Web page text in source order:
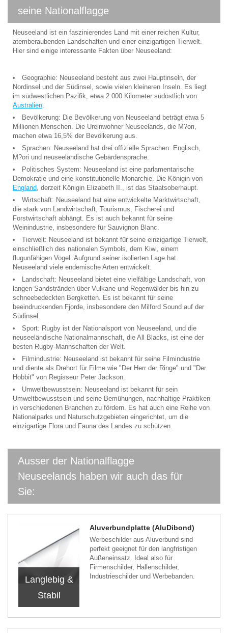
seine Nationalflagge
Neuseeland ist ein faszinierendes Land mit einer reichen Kultur,
atemberaubenden Landschaften und einer einzigartigen Tierwelt.
Hier sind einige interessante Fakten über Neuseeland:
Geographie: Neuseeland besteht aus zwei Hauptinseln, der
Nordinsel und der Südinsel, sowie vielen kleineren Inseln. Es liegt
im südwestlichen Pazifik, etwa 2.000 Kilometer südöstlich von
Australien.
Bevölkerung: Die Bevölkerung von Neuseeland beträgt etwa 5
Millionen Menschen. Die Ureinwohner Neuseelands, die M?ori,
machen etwa 16,5% der Bevölkerung aus.
Sprachen: Neuseeland hat drei offizielle Sprachen: Englisch,
M?ori und neuseeländische Gebärdensprache.
Politisches System: Neuseeland ist eine parlamentarische
Demokratie und eine konstitutionelle Monarchie. Die Königin von
England, derzeit Königin Elizabeth II., ist das Staatsoberhaupt.
Wirtschaft: Neuseeland hat eine entwickelte Marktwirtschaft,
die stark von Landwirtschaft, Tourismus, Fischerei und
Forstwirtschaft abhängt. Es ist auch bekannt für seine
Weinindustrie, insbesondere für Sauvignon Blanc.
Tierwelt: Neuseeland ist bekannt für seine einzigartige Tierwelt,
einschließlich des nationalen Symbols, dem Kiwi, einem
flugunfähigen Vogel. Aufgrund seiner isolierten Lage hat
Neuseeland viele endemische Arten entwickelt.
Landschaft: Neuseeland bietet eine vielfältige Landschaft, von
langen Sandstränden über Vulkane und Regenwälder bis hin zu
schneebedeckten Bergketten. Es ist bekannt für seine
beeindruckenden Fjorde, insbesondere den Milford Sound auf der
Südinsel.
Sport: Rugby ist der Nationalsport von Neuseeland, und die
neuseeländische Nationalmannschaft, die All Blacks, ist eine der
besten Rugby-Mannschaften der Welt.
Filmindustrie: Neuseeland ist bekannt für seine Filmindustrie
und diente als Drehort für Filme wie "Der Herr der Ringe" und "Der
Hobbit" von Regisseur Peter Jackson.
Umweltbewusstsein: Neuseeland ist bekannt für sein
Umweltbewusstsein und seine Bemühungen, nachhaltige Praktiken
in verschiedenen Branchen zu fördern. Es hat auch eine Reihe von
Nationalparks und Naturschutzgebieten eingerichtet, um die
einzigartige Flora und Fauna des Landes zu schützen.
Ausser der Nationalflagge
Neuseelands haben wir auch das für
Sie:
Langlebig &
Stabil
Aluverbundplatte (AluDibond)
Werbeschilder aus Aluverbund sind
perfekt geeignet für den langfristigen
Außeneinsatz. Ideal also für
Firmenschilder, Hallenschilder,
Industrieschilder und Werbebanden.